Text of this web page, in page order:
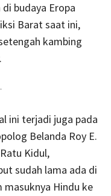
budaya Eropa
Barat saat ini,
kambing
ini terjadi juga pada
Belanda Roy E.
Kidul,
sudah lama ada di
masuknya Hindu ke